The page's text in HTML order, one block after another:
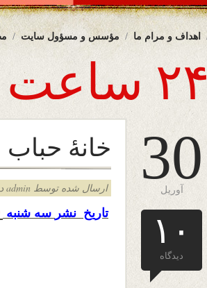
مؤسس و مسؤول سایت اهداف و مرام ما
۲۴ ساعت
30
آوریل
۱۰
دیدگاه
خانۀ حباب
ارسال شده توسط admin در
تاریخ نشر سه شنبه